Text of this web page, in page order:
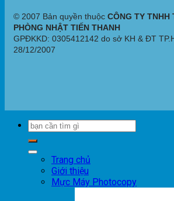
© 2007 Bản quyền thuộc CÔNG TY TNHH
PHÒNG NHẬT TIẾN THANH
GPĐKKD: 0305412142 do sở KH & ĐT
28/12/2007
Trang chủ
Giới thiệu
Mực Máy Photocopy